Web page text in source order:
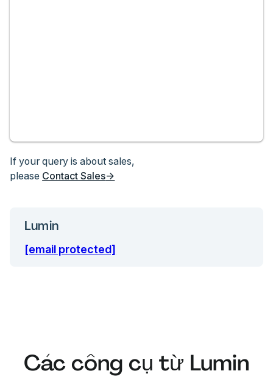
If your query is about sales,
please Contact Sales→
Lumin
[email protected]
Các công cụ từ Lumin